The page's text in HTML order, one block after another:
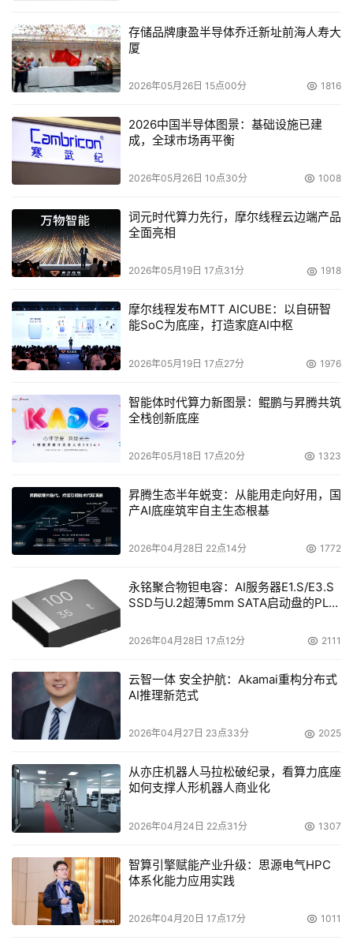
存储品牌康盈半导体乔迁新址前海人寿大
厦
2026年05月26日 15点00分 1816
2026中国半导体图景：基础设施已建
成，全球市场再平衡
2026年05月26日 10点30分 1008
词元时代算力先行，摩尔线程云边端产品
全面亮相
2026年05月19日 17点31分 1918
摩尔线程发布MTT AICUBE：以自研智
能SoC为底座，打造家庭AI中枢
2026年05月19日 17点27分 1976
智能体时代算力新图景：鲲鹏与昇腾共筑
全栈创新底座
2026年05月18日 17点20分 1323
昇腾生态半年蜕变：从能用走向好用，国
产AI底座筑牢自主生态根基
2026年04月28日 22点14分 1772
永铭聚合物钽电容：AI服务器E1.S/E3.S
SSD与U.2超薄5mm SATA启动盘的PLP
2026年04月28日 17点12分 2111
云智一体 安全护航：Akamai重构分布式
AI推理新范式
2026年04月27日 23点33分 2025
从亦庄机器人马拉松破纪录，看算力底座
如何支撑人形机器人商业化
2026年04月24日 22点31分 1307
智算引擎赋能产业升级：思源电气HPC
体系化能力应用实践
2026年04月20日 17点17分 1011